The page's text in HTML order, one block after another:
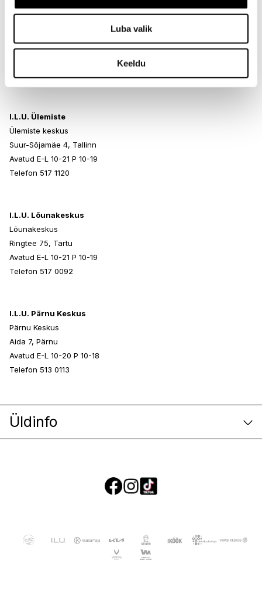
Luba valik
Keeldu
I.L.U. Rocca al Mare
Rocca al Mare Kaubanduskeskus
Paldiski mnt 102, Tallinn
Telefon 517 0401
I.L.U. Ülemiste
Ülemiste keskus
Suur-Sõjamäe 4, Tallinn
Avatud E-L 10-21 P 10-19
Telefon 517 1120
I.L.U. Lõunakeskus
Lõunakeskus
Ringtee 75, Tartu
Avatud E-L 10-21 P 10-19
Telefon 517 0092
I.L.U. Pärnu Keskus
Pärnu Keskus
Aida 7, Pärnu
Avatud E-L 10-20 P 10-18
Telefon 513 0113
Üldinfo